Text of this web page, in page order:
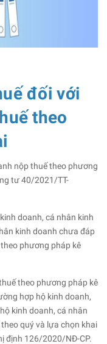
đối với
theo
nộp thuế theo phương
tư 40/2021/TT-
doanh, cá nhân kinh
kinh doanh chưa đáp
phương pháp kê
theo phương pháp kê
hợp hộ kinh doanh,
kinh doanh, cá nhân
quý và lựa chọn khai
định 126/2020/NĐ-CP.